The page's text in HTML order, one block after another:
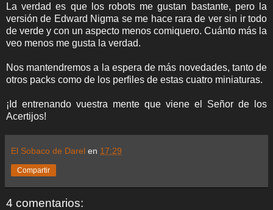
La verdad es que los robots me gustan bastante, pero la
versión de Edward Nigma se me hace rara de ver sin ir todo
de verde y con un aspecto menos comiquero. Cuánto más la
veo menos me gusta la verdad.
Nos mantendremos a la espera de más novedades, tanto de
otros packs como de los perfiles de estas cuatro miniaturas.
¡Id entrenando vuestra mente que viene el Señor de los
Acertijos!
El Sobaco de Darel en 17:29
Compartir
4 comentarios: